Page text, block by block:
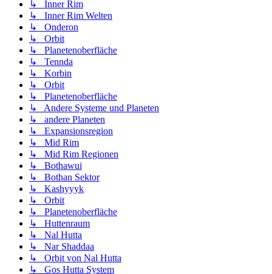
↳ Inner Rim
↳ Inner Rim Welten
↳ Onderon
↳ Orbit
↳ Planetenoberfläche
↳ Tennda
↳ Korbin
↳ Orbit
↳ Planetenoberfläche
↳ Andere Systeme und Planeten
↳ andere Planeten
↳ Expansionsregion
↳ Mid Rim
↳ Mid Rim Regionen
↳ Bothawui
↳ Bothan Sektor
↳ Kashyyyk
↳ Orbit
↳ Planetenoberfläche
↳ Huttenraum
↳ Nal Hutta
↳ Nar Shaddaa
↳ Orbit von Nal Hutta
↳ Gos Hutta System